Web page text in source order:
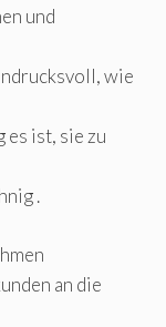
und
wie
ist, sie zu
.
an die